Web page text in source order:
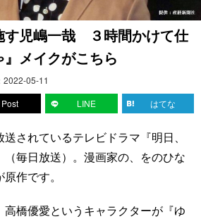
す児嶋一哉 ３時間かけて仕
メイクがこちら
2022-05-11
Post LINE はてな
されているテレビドラマ『明日、
毎日放送）。漫画家の、をのひな
作です。
高橋優愛というキャラクターが『ゆ